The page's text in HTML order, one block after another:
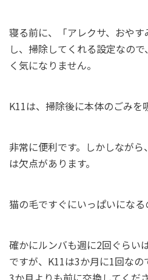
寝る前に、「アレクサ、おや
し、掃除してくれる設定なの
く気になりません。
K11は、掃除後に本体のごみを
非常に便利です。しかしなが
は欠点があります。
猫の毛ですぐにいっぱいになる
確かにルンバも週に2回ぐらい
ですが、K11は3か月に1回な